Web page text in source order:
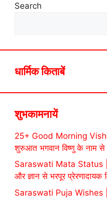
Search
धार्मिक किताबें
शुभकामनायें
25+ Good Morning
शुरुआत भगवान विष्णु के नाम से
Saraswati Mata Status |
और ज्ञान से भरपूर प्रेरणादायक
Saraswati Puja Wishes |